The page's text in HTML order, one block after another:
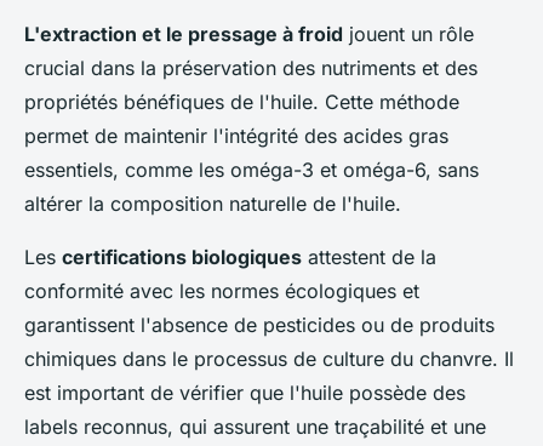
L'extraction et le pressage à froid jouent un rôle
crucial dans la préservation des nutriments et des
propriétés bénéfiques de l'huile. Cette méthode
permet de maintenir l'intégrité des acides gras
essentiels, comme les oméga-3 et oméga-6, sans
altérer la composition naturelle de l'huile.
Les certifications biologiques attestent de la
conformité avec les normes écologiques et
garantissent l'absence de pesticides ou de produits
chimiques dans le processus de culture du chanvre. Il
est important de vérifier que l'huile possède des
labels reconnus, qui assurent une traçabilité et une